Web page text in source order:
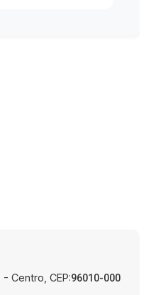
Centro, CEP:96010-000